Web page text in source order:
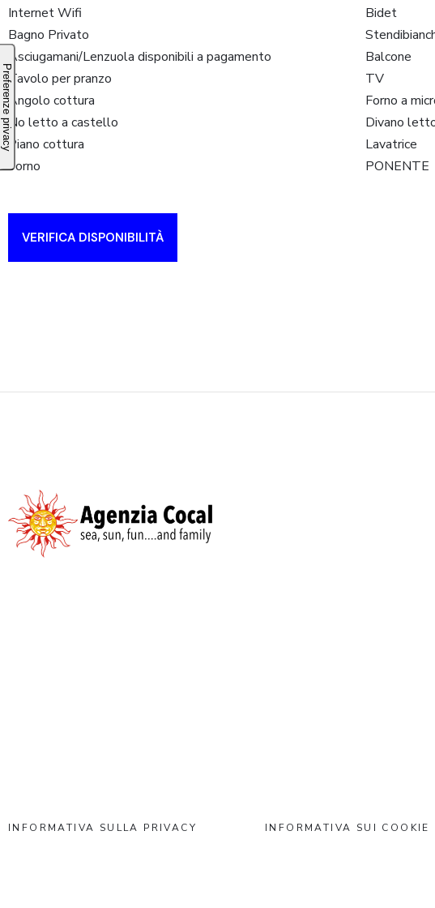
Internet Wifi Bidet
Bagno Privato
Asciugamani/Lenzuola disponibili a pagamento
Balcone
Tavolo per pranzo
TV
Angolo cottura
Forno a
No letto a castello
Divano
Piano cottura
Lavatrice
Forno
PONENTE
VERIFICA DISPONIBILITÀ
INFORMATIVA SULLA PRIVACY INFORMATIVA SUI COOKIE